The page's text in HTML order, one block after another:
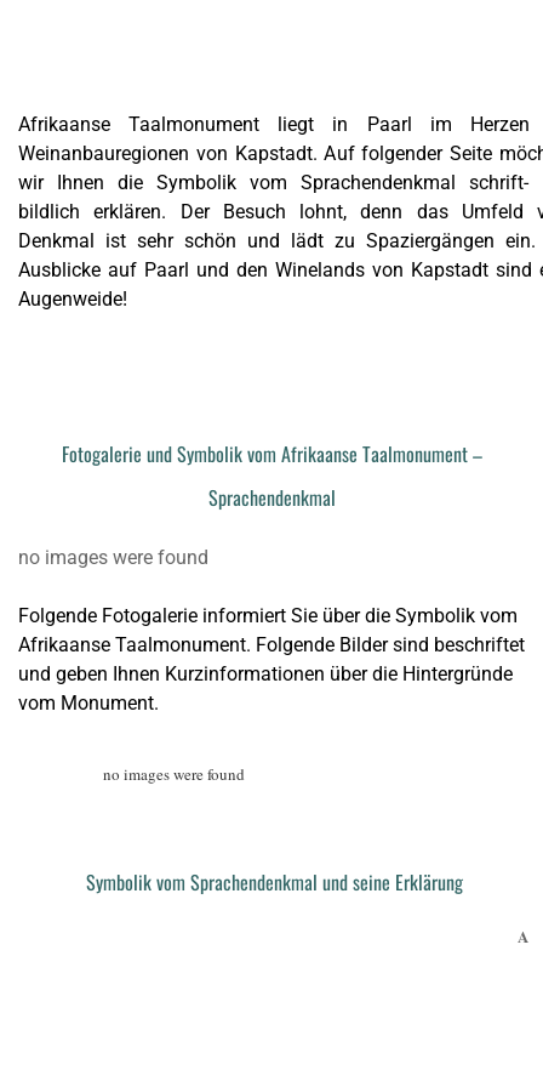
Afrikaanse Taalmonument liegt in Paarl im Herzen
Weinanbauregionen von Kapstadt. Auf folgender Seite
wir Ihnen die Symbolik vom Sprachendenkmal schrift-
bildlich erklären. Der Besuch lohnt, denn das Umfeld
Denkmal ist sehr schön und lädt zu Spaziergängen ein.
Ausblicke auf Paarl und den Winelands von Kapstadt sind
Augenweide!
Fotogalerie und Symbolik vom Afrikaanse Taalmonument –
Sprachendenkmal
no images were found
Folgende Fotogalerie informiert Sie über die Symbolik vom
Afrikaanse Taalmonument. Folgende Bilder sind beschriftet
und geben Ihnen Kurzinformationen über die Hintergründe
vom Monument.
no images were found
Symbolik vom Sprachendenkmal und seine Erklärung
A